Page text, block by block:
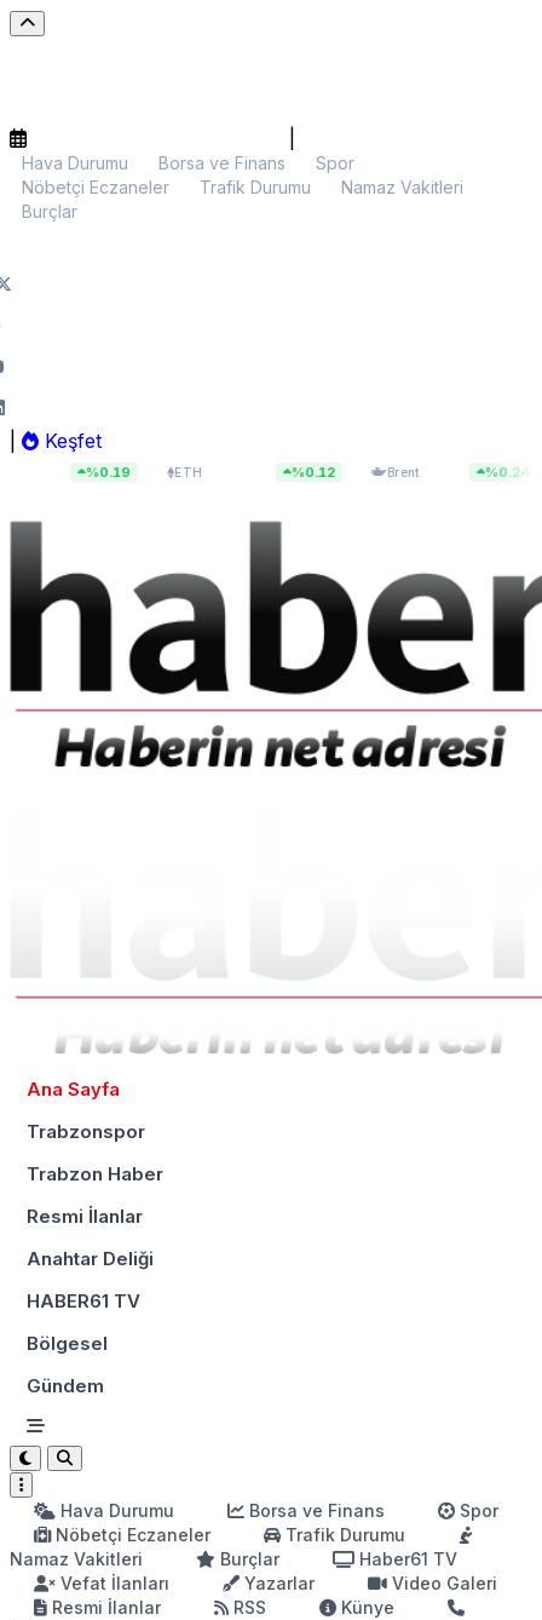
Hava Durumu Borsa ve Finans
Spor
Nöbetçi Eczaneler
Trafik Durumu
Namaz Vakitleri
Burçlar
Keşfet
ETH$1.908,84 Brent $79,64 %0.24 BIST
Ana Sayfa
Trabzonspor
Trabzon Haber
Resmi İlanlar
Anahtar Deliği
HABER61 TV
Bölgesel
Gündem
Hava Durumu Borsa ve Finans
Spor
Nöbetçi Eczaneler
Trafik Durumu
Namaz Vakitleri
Burçlar
Haber61 TV
Vefat İlanları
Yazarlar
Video Galeri
Resmi İlanlar
RSS
Künye